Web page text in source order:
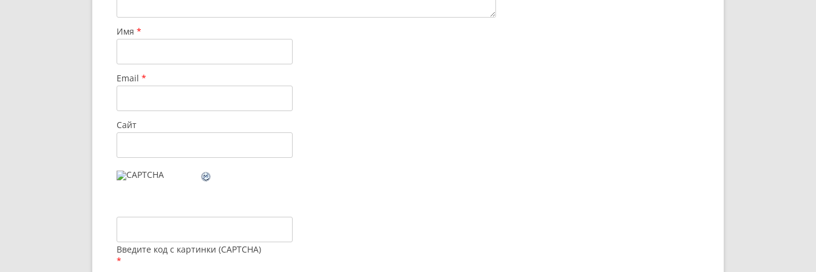
Имя *
Email *
Сайт
Введите код с картинки (CAPTCHA)
*